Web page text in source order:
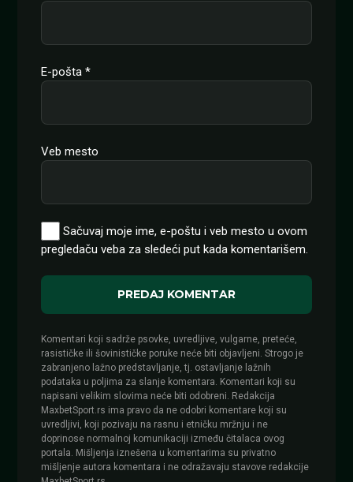
E-pošta *
Veb mesto
Sačuvaj moje ime, e-poštu i veb mesto u ovom
pregledaču veba za sledeći put kada komentarišem.
Komentari koji sadrže psovke, uvredljive, vulgarne, preteće,
rasističke ili šovinističke poruke neće biti objavljeni. Strogo je
zabranjeno lažno predstavljanje, tj. ostavljanje lažnih
podataka u poljima za slanje komentara. Komentari koji su
napisani velikim slovima neće biti odobreni. Redakcija
MaxbetSport.rs ima pravo da ne odobri komentare koji su
uvredljivi, koji pozivaju na rasnu i etničku mržnju i ne
doprinose normalnoj komunikaciji između čitalaca ovog
portala. Mišljenja iznešena u komentarima su privatno
mišljenje autora komentara i ne odražavaju stavove redakcije